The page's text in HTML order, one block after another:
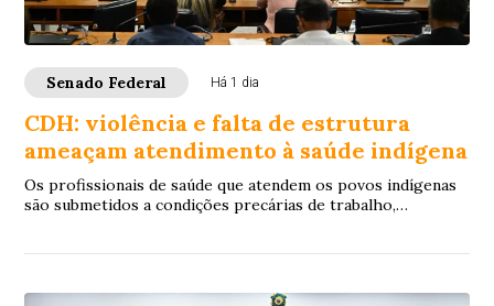
Senado Federal Há 1 dia
CDH: violência e falta de estrutura
ameaçam atendimento à saúde indígena
Os profissionais de saúde que atendem os povos indígenas
são submetidos a condições precárias de trabalho,